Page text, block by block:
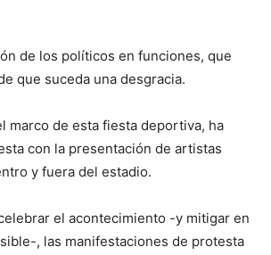
de los políticos en funciones, que
que suceda una desgracia.
marco de esta fiesta deportiva, ha
con la presentación de artistas
y fuera del estadio.
el acontecimiento -y mitigar en
, las manifestaciones de protesta